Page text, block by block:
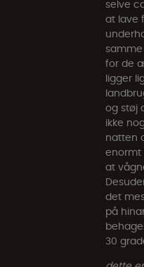
selve
at lave
for de
ligger
og støj
ikke
natten
enormt
at
det
på
30